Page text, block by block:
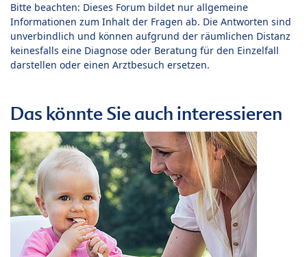
Bitte beachten: Dieses Forum bildet nur allgemeine
Informationen zum Inhalt der Fragen ab. Die Antworten sind
unverbindlich und können aufgrund der räumlichen Distanz
keinesfalls eine Diagnose oder Beratung für den Einzelfall
darstellen oder einen Arztbesuch ersetzen.
Das könnte Sie auch interessieren